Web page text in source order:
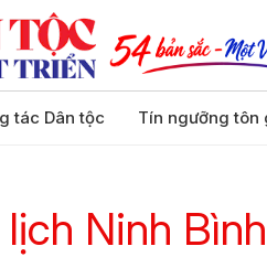
tác Dân tộc Tín ngưỡng tôn
lịch Ninh